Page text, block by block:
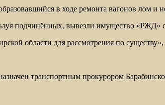
в ходе ремонта вагонов лом и
подчинённых, вывезли имущество «РЖД»
области для рассмотрения по
транспортным прокурором